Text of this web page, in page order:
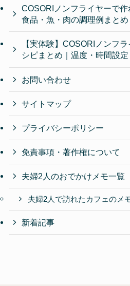
COSORIノンフライヤーで
食品・魚・肉の調理例まとめ
【実体験】COSORIノンフ
シピまとめ｜温度・時間設定
お問い合わせ
サイトマップ
プライバシーポリシー
免責事項・著作権について
夫婦2人のおでかけメモ一覧
夫婦2人で訪れたカフェのメ
新着記事